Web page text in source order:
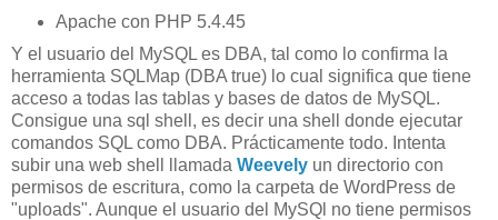
Apache con PHP 5.4.45
Y el usuario del MySQL es DBA, tal como lo confirma la
herramienta SQLMap (DBA true) lo cual significa que tiene
acceso a todas las tablas y bases de datos de MySQL.
Consigue una sql shell, es decir una shell donde ejecutar
comandos SQL como DBA. Prácticamente todo. Intenta
subir una web shell llamada Weevely un directorio con
permisos de escritura, como la carpeta de WordPress de
"uploads". Aunque el usuario del MySQl no tiene permisos